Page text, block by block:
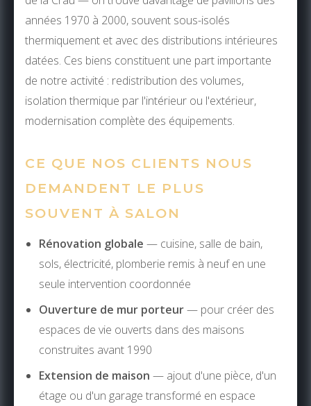
années 1970 à 2000, souvent sous-isolés
thermiquement et avec des distributions intérieures
datées. Ces biens constituent une part importante
de notre activité : redistribution des volumes,
isolation thermique par l'intérieur ou l'extérieur,
modernisation complète des équipements.
CE QUE NOS CLIENTS NOUS
DEMANDENT LE PLUS
SOUVENT À SALON
Rénovation globale — cuisine, salle de bain,
sols, électricité, plomberie remis à neuf en une
seule intervention coordonnée
Ouverture de mur porteur— pour créer des
espaces de vie ouverts dans des maisons
construites avant 1990
Extension de maison — ajout d'une pièce, d'un
étage ou d'un garage transformé en espace